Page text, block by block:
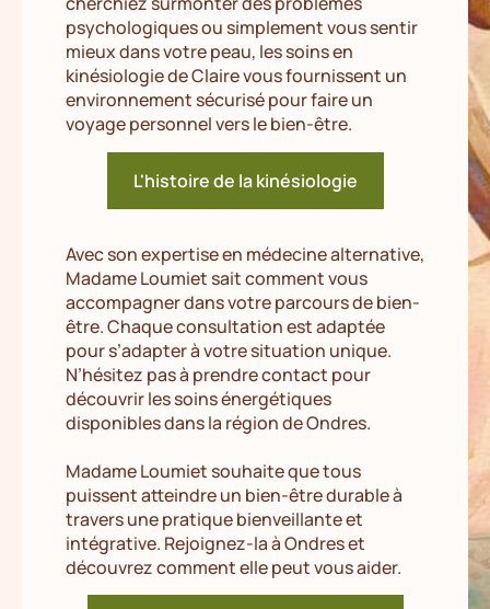
psychologiques ou simplement vous sentir
mieux dans votre peau, les soins en
kinésiologie de Claire vous fournissent un
environnement sécurisé pour faire un
voyage personnel vers le bien-être.
L'histoire de la kinésiologie
Avec son expertise en médecine alternative,
Madame Loumiet sait comment vous
accompagner dans votre parcours de bien-
être. Chaque consultation est adaptée
pour s’adapter à votre situation unique.
N’hésitez pas à prendre contact pour
découvrir les soins énergétiques
disponibles dans la région de Ondres.
Madame Loumiet souhaite que tous
puissent atteindre un bien-être durable à
travers une pratique bienveillante et
intégrative. Rejoignez-la à Ondres et
découvrez comment elle peut vous aider.